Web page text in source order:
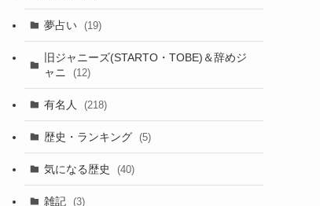
夢占い (19)
旧ジャニーズ(STARTO・TOBE)＆辞めジ
ャニ
(12)
有名人 (218)
歴史・ランキング (5)
気になる歴史 (40)
雑記 (3)